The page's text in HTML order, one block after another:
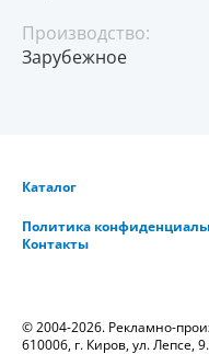
Производство:
Зарубежное
Каталог
Политика
Контакты
© 2004-2026. Рекламно-
610006, г. Киров, ул. Лепсе,